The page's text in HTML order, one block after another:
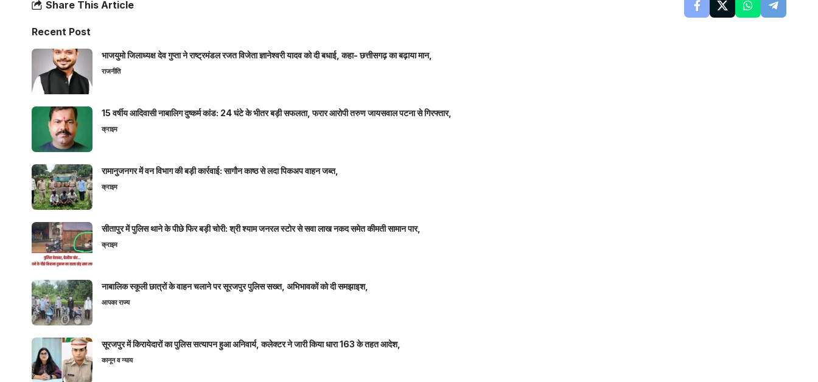
Share This Article
Recent Post
भाजयुमो जिलाध्यक्ष देव गुप्ता ने राष्ट्रमंडल रजत विजेता ज्ञानेश्वरी यादव को दी बधाई, कहा- छत्तीसगढ़ का बढ़ाया मान,
राजनीति
15 वर्षीय आदिवासी नाबालिग दुष्कर्म कांड: 24 घंटे के भीतर बड़ी सफलता, फरार आरोपी तरुण जायसवाल पटना से गिरफ्तार,
क्राइम
रामानुजनगर में वन विभाग की बड़ी कार्रवाई: सागौन काष्ठ से लदा पिकअप वाहन जब्त,
क्राइम
सीतापुर में पुलिस थाने के पीछे फिर बड़ी चोरी: श्री श्याम जनरल स्टोर से सवा लाख नकद समेत कीमती सामान पार,
क्राइम
नाबालिक स्कूली छात्रों के वाहन चलाने पर सूरजपुर पुलिस सख्त, अभिभावकों को दी समझाइश,
आपका राज्य
सूरजपुर में किरायेदारों का पुलिस सत्यापन हुआ अनिवार्य, कलेक्टर ने जारी किया धारा 163 के तहत आदेश,
कानून व न्याय